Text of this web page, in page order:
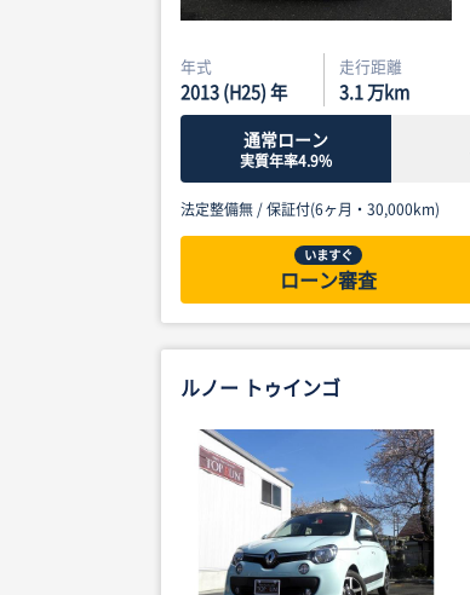
年式
2013 (H25) 年
走行距離
3.1万km
通常ローン
実質年率4.9%
法定整備無 /保証付(6ヶ月・30,000km)
いますぐ
ローン審査
ルノー トゥインゴ